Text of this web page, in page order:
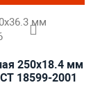
250х18.4 мм
18599-2001